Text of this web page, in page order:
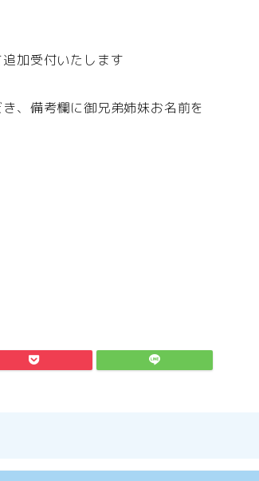
加受付いたします
、備考欄に御兄弟姉妹お名前を